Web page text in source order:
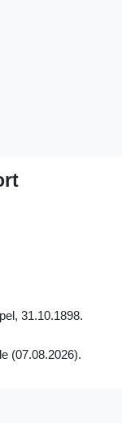
31.10.1898.
(07.08.2026).